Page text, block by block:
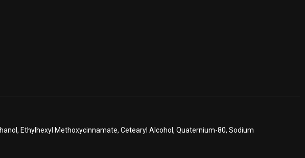
Ethylhexyl Methoxycinnamate, Cetearyl Alcohol, Quaternium-80, Sodium